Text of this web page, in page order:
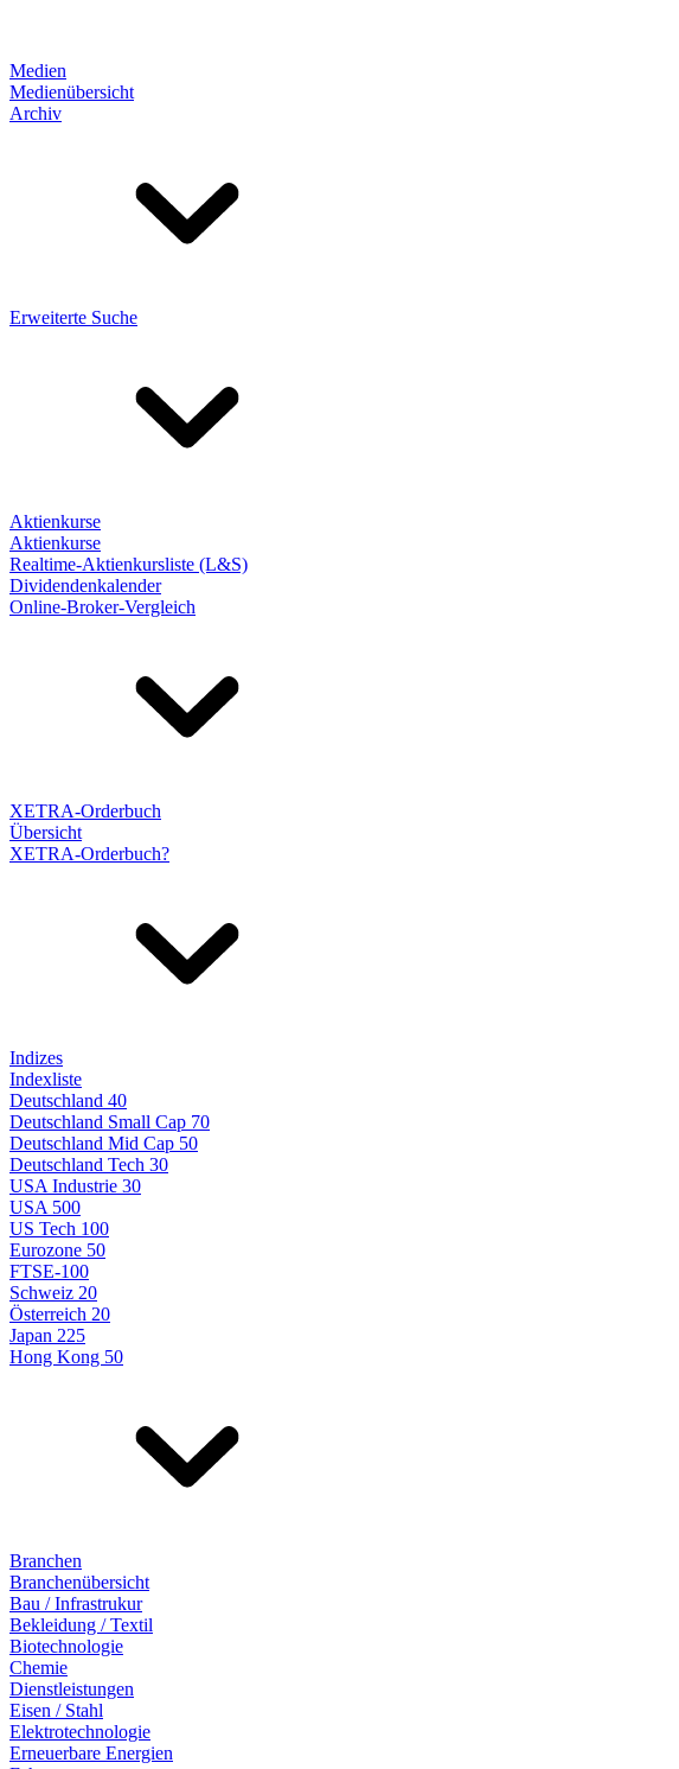
Medien
Medienübersicht
Archiv
Erweiterte Suche
Aktienkurse
Aktienkurse
Realtime-Aktienkursliste (L&S)
Dividendenkalender
Online-Broker-Vergleich
XETRA-Orderbuch
Übersicht
XETRA-Orderbuch?
Indizes
Indexliste
Deutschland 40
Deutschland Small Cap 70
Deutschland Mid Cap 50
Deutschland Tech 30
USA Industrie 30
USA 500
US Tech 100
Eurozone 50
FTSE-100
Schweiz 20
Österreich 20
Japan 225
Hong Kong 50
Branchen
Branchenübersicht
Bau / Infrastrukur
Bekleidung / Textil
Biotechnologie
Chemie
Dienstleistungen
Eisen / Stahl
Elektrotechnologie
Erneuerbare Energien